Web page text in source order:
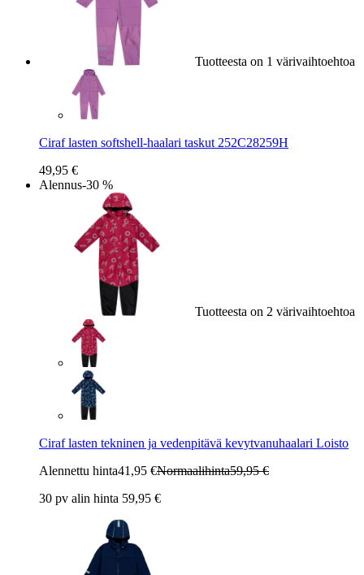
Tuotteesta on 1 värivaihtoehtoa
Ciraf lasten softshell-haalari taskut 252C28259H
49,95 €
Alennus-30 %
Tuotteesta on 2 värivaihtoehtoa
Ciraf lasten tekninen ja vedenpitävä kevytvanuhaalari Loisto
Alennettu hinta41,95 €Normaalihinta59,95 €
30 pv alin hinta 59,95 €